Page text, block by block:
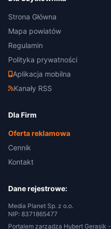
Strona Główna
Mapa powiatów
Regulamin
Polityka prywatności
Aplikacja mobilna
Kanały RSS
Dla Firm
Oferta reklamowa
Cennik
Kontakt
Dane rejestrowe:
Media Planet Sp. z o.o.
NIP: 8371865477
Portalem zarządza Hubert Gerasik -